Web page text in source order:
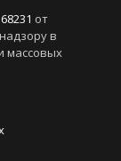
от
в
массовых